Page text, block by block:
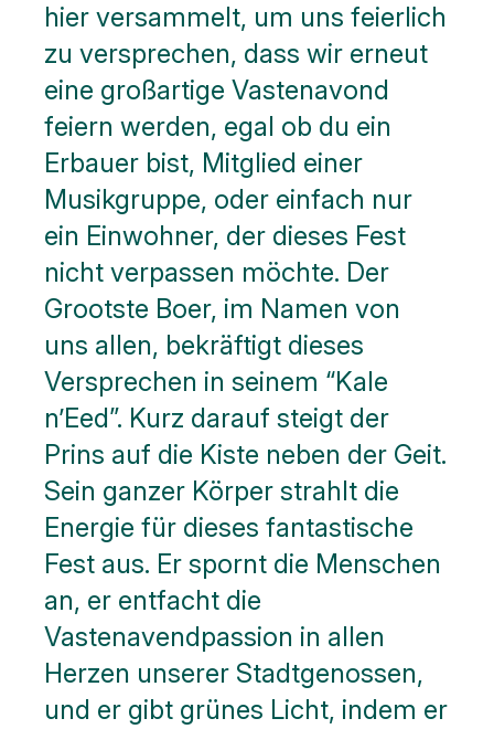
hier versammelt, um uns feierlich
zu versprechen, dass wir erneut
eine großartige Vastenavond
feiern werden, egal ob du ein
Erbauer bist, Mitglied einer
Musikgruppe, oder einfach nur
ein Einwohner, der dieses Fest
nicht verpassen möchte. Der
Grootste Boer, im Namen von
uns allen, bekräftigt dieses
Versprechen in seinem “Kale
n’Eed”. Kurz darauf steigt der
Prins auf die Kiste neben der Geit.
Sein ganzer Körper strahlt die
Energie für dieses fantastische
Fest aus. Er spornt die Menschen
an, er entfacht die
Vastenavendpassion in allen
Herzen unserer Stadtgenossen,
und er gibt grünes Licht, indem er